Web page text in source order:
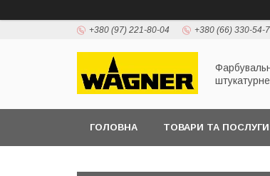
+380 (97) 221-80-04 +380 (66) 330-54-
ГОЛОВНА ТОВАРИ ТА ПОСЛУГИ